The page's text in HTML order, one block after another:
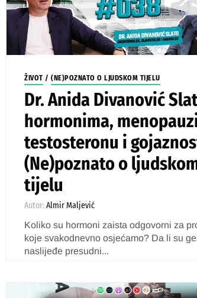
ŽIVOT / (NE)POZNATO O LJUDSKOM TIJELU
Dr. Anida Divanović
hormonima,
testosteronu i
(Ne)poznato o
tijelu
Autor: Almir Maljević
Koliko su hormoni zaista odgovorni za
koje svakodnevno osjećamo? Da li su
naslijeđe presudni...